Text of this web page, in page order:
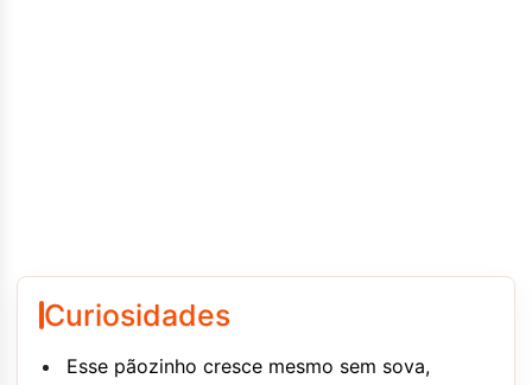
Curiosidades
Esse pãozinho cresce mesmo sem sova,